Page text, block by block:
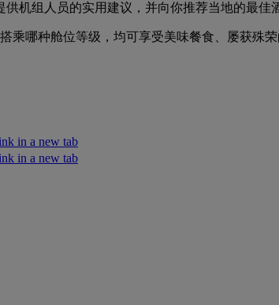
机组人员的实用建议，并向你推荐当地的最佳
乘哪种舱位等级，均可享受美味餐食、屡获殊荣
in a new tab
in a new tab